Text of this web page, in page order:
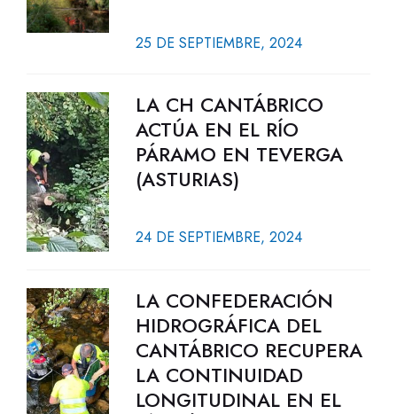
25 DE SEPTIEMBRE, 2024
LA CH CANTÁBRICO
ACTÚA EN EL RÍO
PÁRAMO EN TEVERGA
(ASTURIAS)
24 DE SEPTIEMBRE, 2024
LA CONFEDERACIÓN
HIDROGRÁFICA DEL
CANTÁBRICO RECUPERA
LA CONTINUIDAD
LONGITUDINAL EN EL